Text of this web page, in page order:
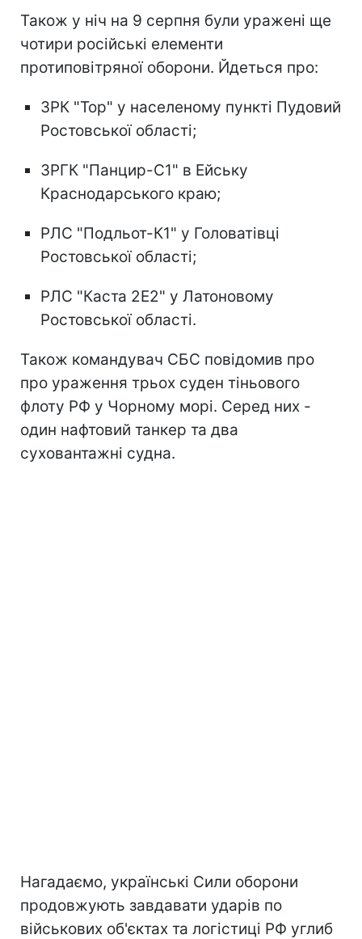
Також у ніч на 9 серпня були уражені ще
чотири російські елементи
протиповітряної оборони. Йдеться про:
ЗРК "Тор" у населеному пункті Пудовий
Ростовської області;
ЗРГК "Панцир-С1" в Ейську
Краснодарського краю;
РЛС "Подльот-К1" у Головатівці
Ростовської області;
РЛС "Каста 2Е2" у Латоновому
Ростовської області.
Також командувач СБС повідомив про
про ураження трьох суден тіньового
флоту РФ у Чорному морі. Серед них -
один нафтовий танкер та два
суховантажні судна.
Нагадаємо, українські Сили оборони
продовжують завдавати ударів по
військових об'єктах та логістиці РФ углиб